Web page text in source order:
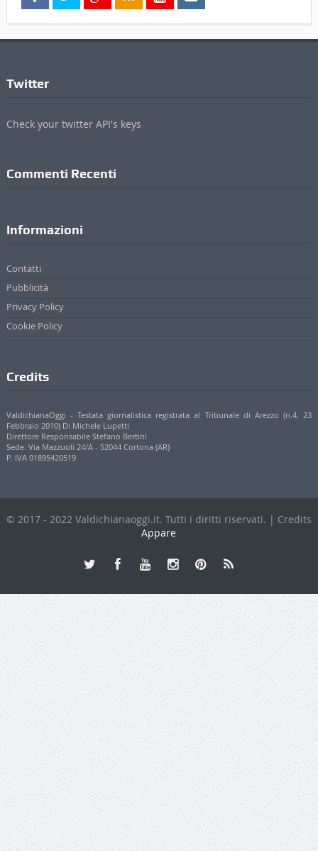
Twitter
Check your twitter API's keys
Commenti Recenti
Informazioni
Contatti
Pubblicità
Privacy Policy
Cookie Policy
Credits
ValdichianaOggi - Testata giornalistica registrata al Tribunale di Arezzo (n.4, 23
Febbraio 2010) Di Michele Lupetti
Direttore Responsabile Stefano Bertini
Sede: Via Mazzuoli 24/A - 52044 Cortona (AR)
P. IVA 01895420519
© 2017 - 2022 Valdichianaoggi.it. Tutti i diritti riservati. | Credits
Appare